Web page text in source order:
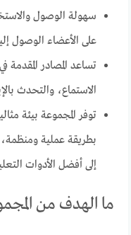
سهولة الوصول
على الأعضاء الوصول
تساعد المصادر المقدمة
الاستماع، والتحدث
توفر المجموعة بيئة
بطريقة عملية
إلى أفضل الأدوات
ما الهدف من